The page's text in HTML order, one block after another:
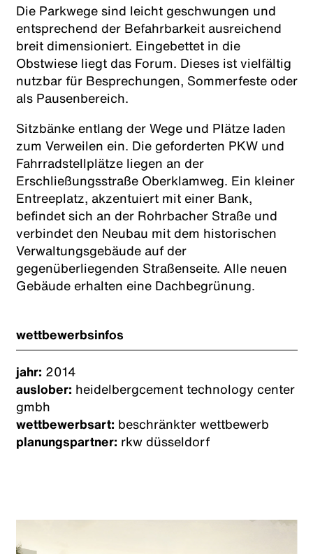
Die Parkwege sind leicht geschwungen und
entsprechend der Befahrbarkeit ausreichend
breit dimensioniert. Eingebettet in die
Obstwiese liegt das Forum. Dieses ist vielfältig
nutzbar für Besprechungen, Sommerfeste oder
als Pausenbereich.
Sitzbänke entlang der Wege und Plätze laden
zum Verweilen ein. Die geforderten PKW und
Fahrradstellplätze liegen an der
Erschließungsstraße Oberklamweg. Ein kleiner
Entreeplatz, akzentuiert mit einer Bank,
befindet sich an der Rohrbacher Straße und
verbindet den Neubau mit dem historischen
Verwaltungsgebäude auf der
gegenüberliegenden Straßenseite. Alle neuen
Gebäude erhalten eine Dachbegrünung.
wettbewerbsinfos
jahr: 2014
auslober: heidelbergcement technology center
gmbh
wettbewerbsart: beschränkter wettbewerb
planungspartner: rkw düsseldorf